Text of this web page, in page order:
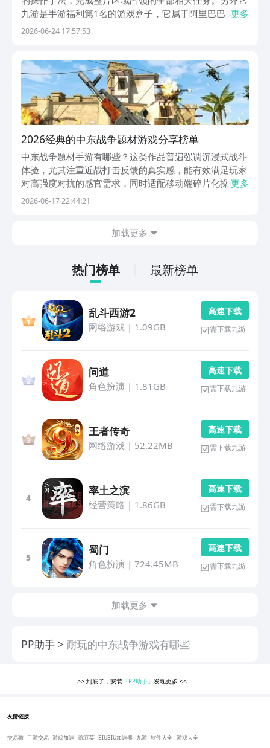
九游是手游福利第1名的游戏盒子，它属于阿里巴巴灵犀
互娱旗下。只花一块钱直接解锁顶级会员特权，十八项专
和...
更多
2026-06-24 17:57:53
2026经典的中东战争题材游戏分享榜单
中东战争题材手游有哪些？这类作品普遍强调沉浸式战斗
体验，尤其注重近战打击反馈的真实感，能有效满足玩家
对高强度对抗的感官需求，同时适配移动端碎片化操作节
奏。另外，九游作为高福利手游分发平台，持续推出节日
更多
2026-06-17 22:44:21
加载更多
热门榜单 最新榜单
乱斗西游2
网络游戏| 1.09GB
高 速 下 载
需下载九游
问道
角色扮演 | 1.81GB
高 速 下 载
需下载九游
王者传奇
网络游戏| 52.22MB
高 速 下 载
需下载九游
4
率土之滨
经营策略 | 1.86GB
高 速 下 载
需下载九游
5
蜀门
角色扮演 | 724.45MB
高 速 下 载
需下载九游
加载更多
PP助手 耐玩的中东战争游戏有哪些
>> 到底了，安装 「PP助手」发现更多<<
友情链接
交易猫 手游交易 游戏加速 豌豆荚 BIUBIU加速器 九游 软件大全 游戏大全